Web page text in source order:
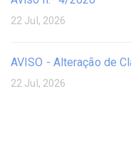
22 Jul, 2026
AVISO - Alteração de
22 Jul, 2026